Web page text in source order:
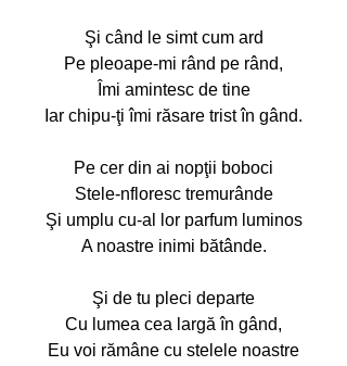
Şi când le simt cum ard
Pe pleoape-mi rând pe rând,
Îmi amintesc de tine
Iar chipu-ţi îmi răsare trist în gând.
Pe cer din ai nopţii boboci
Stele-nfloresc tremurânde
Şi umplu cu-al lor parfum luminos
A noastre inimi bătânde.
Şi de tu pleci departe
Cu lumea cea largă în gând,
Eu voi rămâne cu stelele noastre